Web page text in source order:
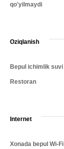
qo'yilmaydi
Oziqlanish
Bepul ichimlik suvi
Restoran
Internet
Xonada bepul Wi-Fi